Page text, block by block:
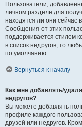
Пользователи,
личном разделе для
находятся ли они сейчас
Сообщения от этих
поддерживается стилем
в список недругов, то
по умолчанию.
Вернуться к началу
Как мне добавлять/
недругов?
Вы можете добавлять
профиле каждого
друзей или недругов.